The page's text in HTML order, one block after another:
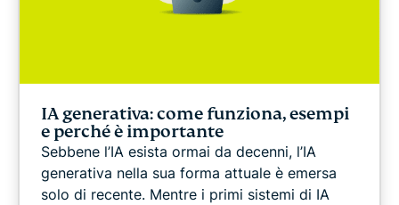
IA generativa: come funziona, esempi
e perché è importante
Sebbene l’IA esista ormai da decenni, l’IA
generativa nella sua forma attuale è emersa
solo di recente. Mentre i primi sistemi di IA